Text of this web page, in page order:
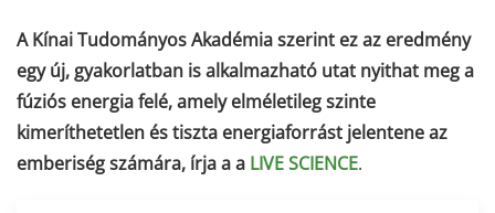
A Kínai Tudományos Akadémia szerint ez az eredmény
egy új, gyakorlatban is alkalmazható utat nyithat meg a
fúziós energia felé, amely elméletileg szinte
kimeríthetetlen és tiszta energiaforrást jelentene az
emberiség számára, írja a a LIVE SCIENCE.